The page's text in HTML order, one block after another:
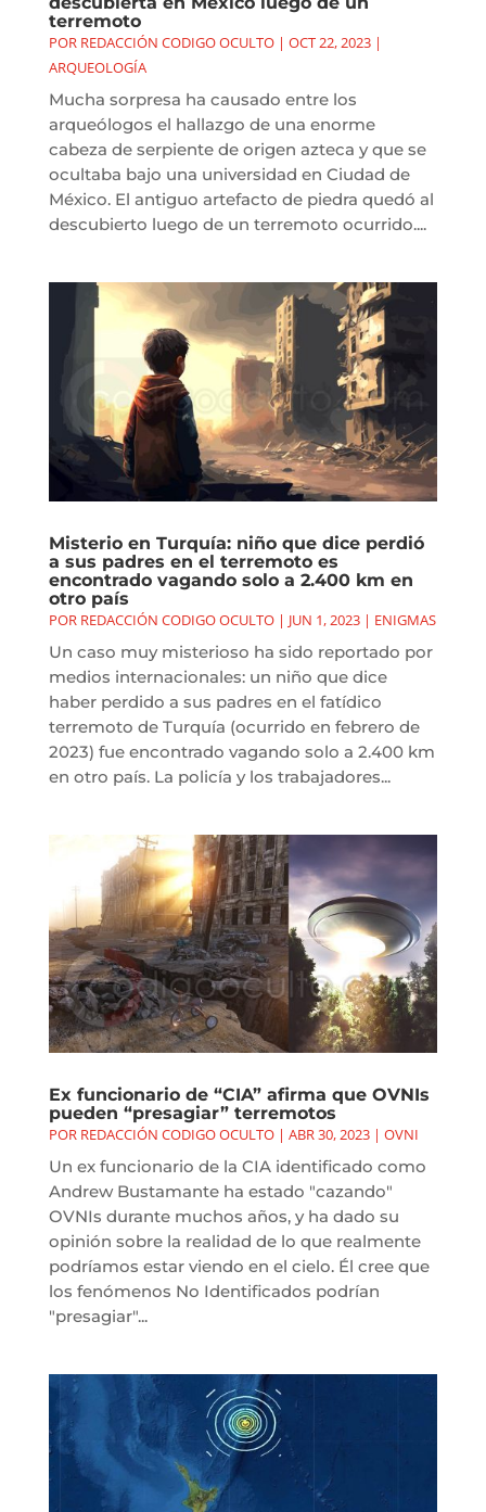
terremoto
POR REDACCIÓN CODIGO OCULTO| OCT 22, 2023|
ARQUEOLOGÍA
Mucha sorpresa ha causado entre los
arqueólogos el hallazgo de una enorme
cabeza de serpiente de origen azteca y que se
ocultaba bajo una universidad en Ciudad de
México. El antiguo artefacto de piedra quedó al
descubierto luego de un terremoto ocurrido....
Misterio en Turquía: niño que dice perdió
a sus padres en el terremoto es
encontrado vagando solo a 2.400 km en
otro país
POR REDACCIÓN CODIGO OCULTO| JUN 1, 2023| ENIGMAS
Un caso muy misterioso ha sido reportado por
medios internacionales: un niño que dice
haber perdido a sus padres en el fatídico
terremoto de Turquía (ocurrido en febrero de
2023) fue encontrado vagando solo a 2.400 km
en otro país. La policía y los trabajadores...
Ex funcionario de “CIA” afirma que OVNIs
pueden “presagiar” terremotos
POR REDACCIÓN CODIGO OCULTO| ABR 30, 2023| OVNI
Un ex funcionario de la CIA identificado como
Andrew Bustamante ha estado "cazando"
OVNIs durante muchos años, y ha dado su
opinión sobre la realidad de lo que realmente
podríamos estar viendo en el cielo. Él cree que
los fenómenos No Identificados podrían
"presagiar"...